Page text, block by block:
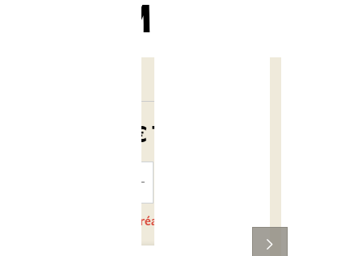
PREMIO
25,00 €TTC
En cours de réapprovisionnement